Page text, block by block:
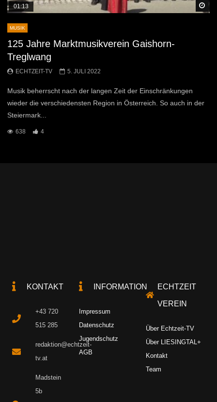
01:13
MUSIK
125 Jahre Marktmusikverein Gaishorn-
Treglwang
ECHTZEIT-TV 5. JULI 2022
Musik beherrscht nach der langen Zeit der Einschränkungen
wieder die verschiedensten Region in Österreich. So auch in der
Steiermark...
638 4
KONTAKT
+43 720
515 285
redaktion@echtzeit-
tv.at
Madstein
5b
INFORMATION
Impressum
Datenschutz
Jugendschutz
AGB
ECHTZEIT
VEREIN
Über Echtzeit-TV
Über LIESINGTAL+
Kontakt
Team